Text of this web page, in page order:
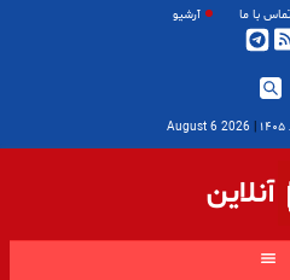
تماس با ما آرشیو
|
2026 August 6
آنلاین